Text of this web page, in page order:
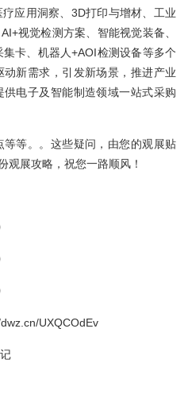
应用洞察、3D打印与增材、工业
视觉检测方案、智能视觉装备、
卡、机器人+AOI检测设备等多个
新需求，引发新场景，推进产业
电子及智能制造领域一站式采购
等。。这些疑问，由您的观展贴
观展攻略，祝您一路顺风！
UXQCOdEv